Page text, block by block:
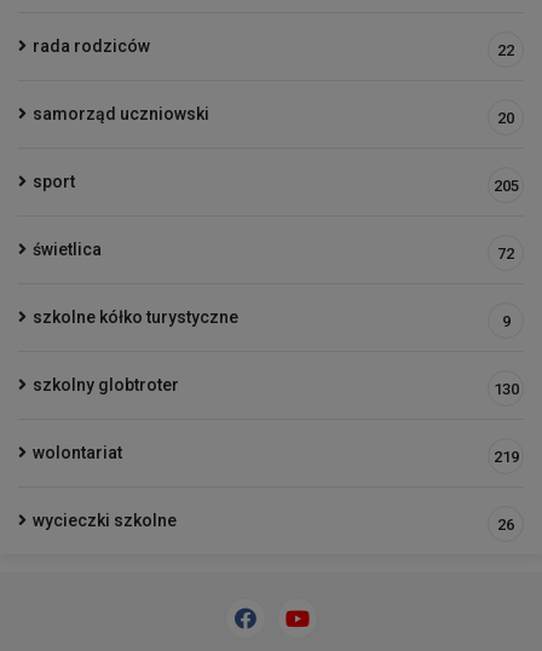
rada rodziców 22
samorząd uczniowski 20
sport 205
świetlica 72
szkolne kółko turystyczne 9
szkolny globtroter 130
wolontariat 219
wycieczki szkolne 26